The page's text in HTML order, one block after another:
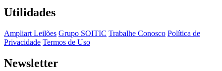
Utilidades
Ampliart Leilões Grupo SOITIC Trabalhe Conosco Política de
Privacidade Termos de Uso
Newsletter